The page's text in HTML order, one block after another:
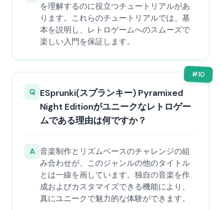
を理解するのに役立つチュートリアルがあ
ります。これらのチュートリアルでは、基
本を説明し、レトロゲームへのスムーズで
楽しい入門を保証します。
#10
Q ESprunki(スプランキー) Pyramixed
Night Editionがユニークなレトロゲー
ムである理由は何ですか？
A 音楽制作とリズムベースのチャレンジの組
み合わせが、このジャンルの他のタイトル
とは一線を画しています。独自の音楽を作
成およびカスタマイズできる機能により、
真にユニークで魅力的な体験ができます。